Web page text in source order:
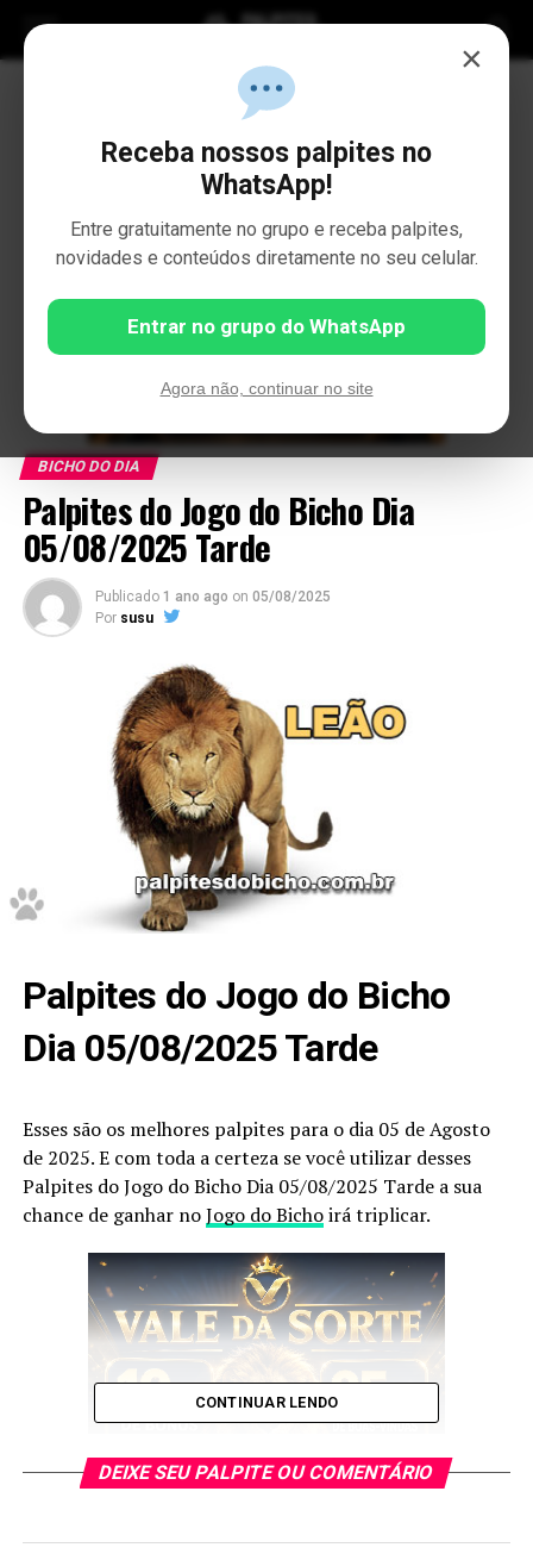
BICHO DO DIA
Palpites do Jogo do Bicho Dia
05/08/2025 Tarde
Publicado 1 ano ago on 05/08/2025
Por susu
Palpites do Jogo do Bicho
Dia 05/08/2025 Tarde
Esses são os melhores palpites para o dia 05 de Agosto
de 2025. E com toda a certeza se você utilizar desses
Palpites do Jogo do Bicho Dia 05/08/2025 Tarde a sua
chance de ganhar noJogo do Bichoirá triplicar.
CONTINUAR LENDO
DEIXE SEU PALPITE OU COMENTÁRIO
×
Receba nossos palpites no
WhatsApp!
Entre gratuitamente no grupo e receba palpites,
novidades e conteúdos diretamente no seu celular.
Entrar no grupo do WhatsApp
Agora não, continuar no site